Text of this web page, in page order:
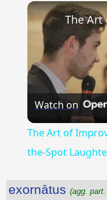
Unmute
Watch on
The Art of
the-Spot
exornātus (agg.